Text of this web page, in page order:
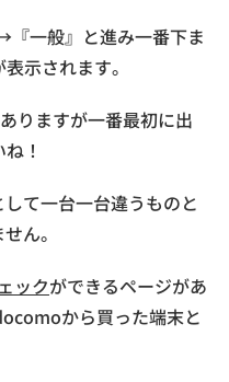
一般』と進み一番下ま
示されます。
りますが一番最初に出
！
て一台一台違うものと
ん。
ックができるページがあ
から買った端末と